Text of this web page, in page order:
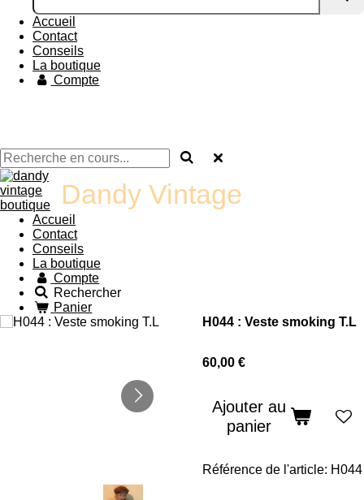
Accueil
Contact
Conseils
La boutique
Compte
Dandy Vintage
Accueil
Contact
Conseils
La boutique
Compte
Rechercher
Panier
H044 : Veste smoking T.L
60,00 €
Ajouter au
panier
Référence de l'article: H044